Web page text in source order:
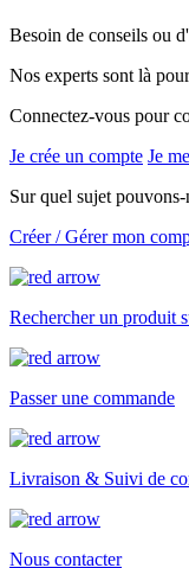
Besoin de conseils ou
Nos experts sont là
Connectez-vous pour
Je crée un compte Je
Sur quel sujet
Créer / Gérer mon
Rechercher un produit
Passer une commande
Livraison & Suivi de
Nous contacter